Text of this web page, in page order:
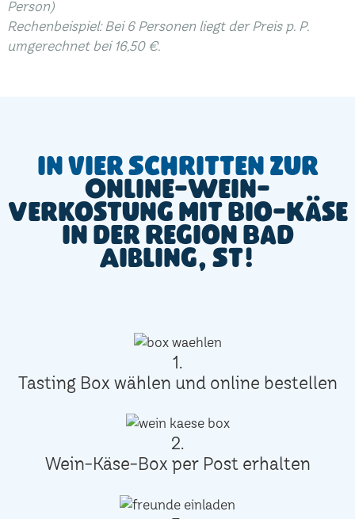
Person)
Rechenbeispiel: Bei 6 Personen liegt der Preis p. P.
umgerechnet bei 16,50 €.
In vier Schritten zur
Online-Wein-
Verkostung mit Bio-Käse
in der Region Bad
Aibling, St!
1.
Tasting Box wählen und online bestellen
2.
Wein-Käse-Box per Post erhalten